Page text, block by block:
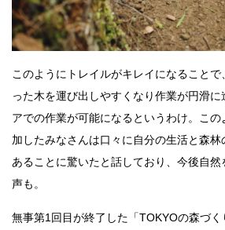
このようにトレイルがキレイになること
った木を運び出しやすくなり作業が円滑に
アでの作業が可能になるというわけ。こ
加したみなさんは口々に自分の生活と森
あることに驚いたと話しており、今後自
声も。
無事第1回目が終了した「TOKYOの森づ